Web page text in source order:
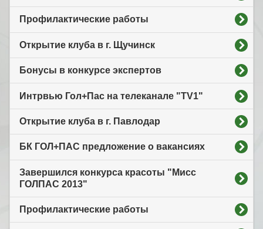
Профилактические работы
Открытие клуба в г. Щучинск
Бонусы в конкурсе экспертов
Интрвью Гол+Пас на телеканале "TV1"
Открытие клуба в г. Павлодар
БК ГОЛ+ПАС предложение о вакансиях
Завершился конкурса красоты "Мисс
ГОЛПАС 2013"
Профилактические работы